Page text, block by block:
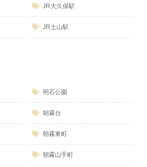
JR大久保駅
JR土山駅
明石公園
朝霧台
朝霧東町
朝霧山手町